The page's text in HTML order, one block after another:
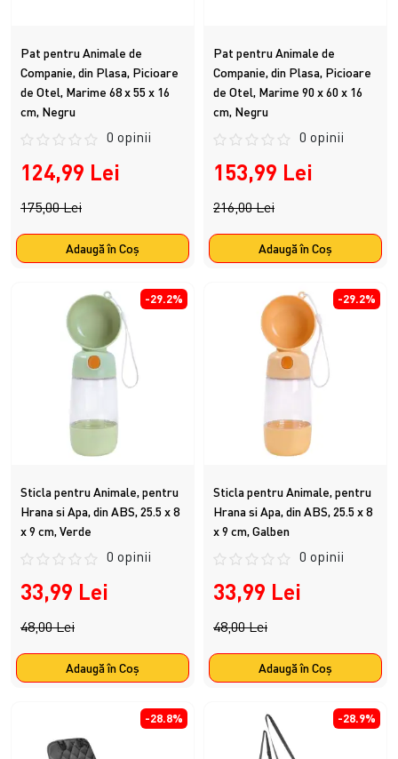
Pat pentru Animale de
Companie, din Plasa, Picioare
de Otel, Marime 68 x 55 x 16
cm, Negru
0 opinii
124,99 Lei
175,00 Lei
Adaugă în Coş
Pat pentru Animale de
Companie, din Plasa, Picioare
de Otel, Marime 90 x 60 x 16
cm, Negru
0 opinii
153,99 Lei
216,00 Lei
Adaugă în Coş
-29.2%
Sticla pentru Animale, pentru
Hrana si Apa, din ABS, 25.5 x 8
x 9 cm, Verde
0 opinii
33,99 Lei
48,00 Lei
Adaugă în Coş
-29.2%
Sticla pentru Animale, pentru
Hrana si Apa, din ABS, 25.5 x 8
x 9 cm, Galben
0 opinii
33,99 Lei
48,00 Lei
Adaugă în Coş
-28.8% -28.9%